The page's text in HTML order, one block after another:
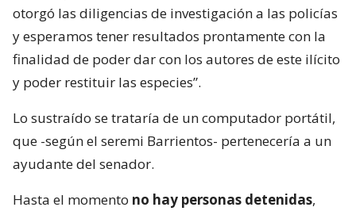
otorgó las diligencias de investigación a las policías
y esperamos tener resultados prontamente con la
finalidad de poder dar con los autores de este ilícito
y poder restituir las especies”.
Lo sustraído se trataría de un computador portátil,
que -según el seremi Barrientos- pertenecería a un
ayudante del senador.
Hasta el momento no hay personas detenidas,